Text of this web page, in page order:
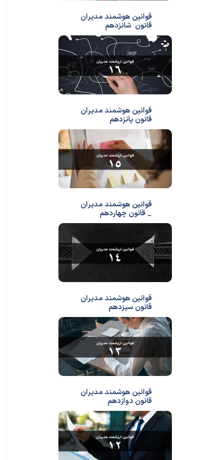
قوانین هوشمند مدیران
قانون شانزدهم
قوانین هوشمند مدیران
قانون پانزدهم
قوانین هوشمند مدیران
_ قانون چهاردهم
قوانین هوشمند مدیران
قانون سیزدهم
قوانین هوشمند مدیران
قانون دوازدهم